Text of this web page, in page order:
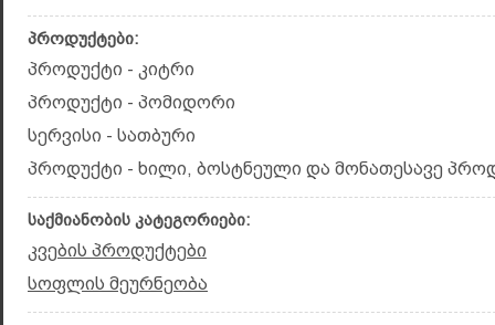
პროდუქტები:
პროდუქტი - კიტრი
პროდუქტი - პომიდორი
სერვისი - სათბური
პროდუქტი - ხილი, ბოსტნეული და მონათესავე
საქმიანობის კატეგორიები:
კვების პროდუქტები
სოფლის მეურნეობა